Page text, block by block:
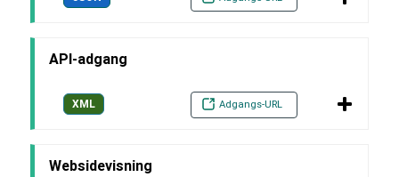
API-adgang
XML Adgangs-URL
Websidevisning